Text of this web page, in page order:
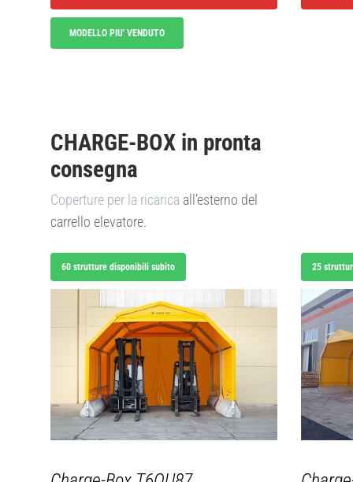
MODELLO PIU' VENDUTO
CHARGE-BOX in pronta
consegna
Coperture per la ricarica all’esterno del
carrello elevatore.
60 strutture disponibili subito 25